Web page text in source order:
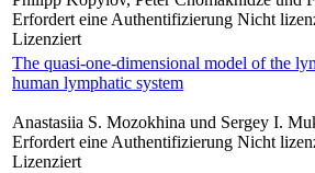
Erfordert eine Authentifizierung Nicht
Lizenziert
The quasi-one-dimensional model of the
human lymphatic system
Anastasiia S. Mozokhina und Sergey I.
Erfordert eine Authentifizierung Nicht
Lizenziert